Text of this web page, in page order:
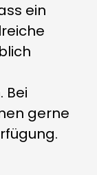
ein
Bei
gerne